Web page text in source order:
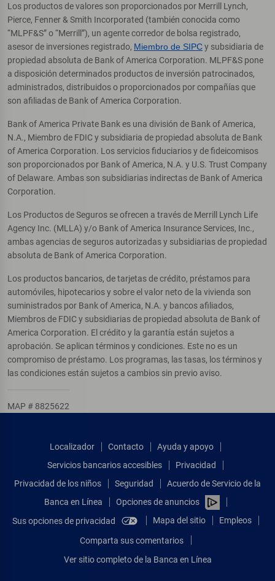
Los productos de valores son proporcionados por Merrill Lynch,
Pierce, Fenner & Smith Incorporated (también conocida como
“MLPF&S” o “Merrill”), un agente corredor de bolsa registrado,
asesor de inversiones registrado, Miembro de SIPCy subsidiaria de
propiedad absoluta de Bank of America Corporation. MLPF&S pone
a disposición determinados productos de inversión patrocinados,
administrados, distribuidos o proporcionados por compañías que
son afiliadas de Bank of America Corporation.
Bank of America Private Bank es una división de Bank of America,
N.A., Miembro de FDIC y subsidiaria de propiedad absoluta de Bank
of America Corporation. Los servicios fiduciarios y de fideicomisos
son proporcionados por Bank of America, N.A. y U.S. Trust Company
of Delaware. Ambas son subsidiarias indirectas de Bank of America
Corporation.
Los Productos de Seguros se ofrecen a través de Merrill Lynch Life
Agency Inc. (MLLA) y/o Bank of America Insurance Services, Inc.,
ambas agencias de seguros autorizadas y subsidiarias de propiedad
absoluta de Bank of America Corporation.
Los productos bancarios, de tarjetas de crédito, préstamos para
automóviles, hipotecarios y sobre el valor neto de la vivienda son
suministrados por Bank of America, N.A. y bancos afiliados,
Miembros de FDIC y subsidiarias de propiedad absoluta de Bank of
America Corporation. El crédito y la garantía están sujetos a
aprobación. Se aplican términos y condiciones. Este no es un
compromiso de préstamo. Los programas, las tasas, los términos y
las condiciones están sujetos a cambios sin previo aviso.
MAP # 8825622
Localizador Contacto
Ayuda y apoyo
Servicios bancarios accesibles
Privacidad
Privacidad de los niños
Seguridad
Acuerdo de Servicio de la
Banca en Línea
Opciones de anuncios
Sus opciones de privacidad
Mapa del sitio Empleos
Comparta sus comentarios
Ver sitio completo de la Banca en Línea